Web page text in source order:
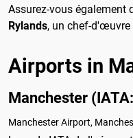
Assurez-vous également
Rylands, un chef-
Airports in
Manchester
Manchester Airport,